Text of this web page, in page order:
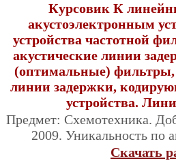
Курсовик К
акустоэлектронным
устройства частотной
акустические линии
(оптимальные)
линии задержки,
устройства.
Предмет: Схемотехника.
2009. Уникальность по
Скачать